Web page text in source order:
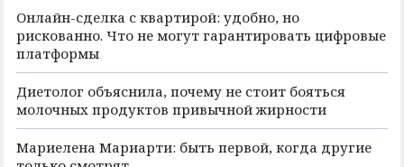
Онлайн-сделка с квартирой: удобно, но
рискованно. Что не могут гарантировать цифровые
платформы
Диетолог объяснила, почему не стоит бояться
молочных продуктов привычной жирности
Мариелена Мариарти: быть первой, когда другие